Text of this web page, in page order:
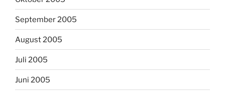
September 2005
August 2005
Juli 2005
Juni 2005